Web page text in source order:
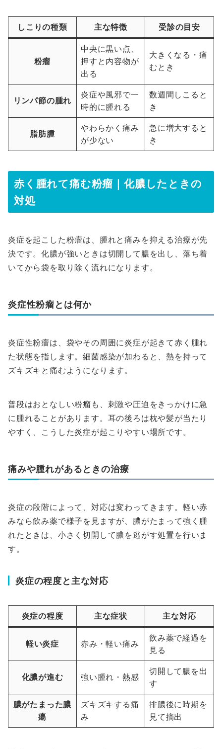
しこりの種類 主な特徴 受診の目安
粉瘤
中央に黒い点、
押すと内容物が
出る
大きくなる・痛
むとき
リンパ節の腫れ
炎症や風邪で一
時的に腫れる
数週間しこると
き
脂肪腫
やわらかく痛み
が少ない
急に増大すると
き
赤く腫れて痛む粉瘤｜化膿したときの
対処
炎症を起こした粉瘤は、腫れと痛みを抑える治療が先
決です。化膿が強いときは切開して膿を出し、落ち着
いてから袋を取り除く流れになります。
炎症性粉瘤とは何か
炎症性粉瘤は、袋やその周囲に炎症が起きて赤く腫れ
た状態を指します。細菌感染が加わると、熱を持って
ズキズキと痛むようになります。
普段はおとなしい粉瘤も、刺激や圧迫をきっかけに急
に腫れることがあります。耳の後ろは枕や髪が当たり
やすく、こうした炎症が起こりやすい場所です。
痛みや腫れがあるときの治療
炎症の段階によって、対応は変わってきます。軽い赤
みなら飲み薬で様子を見ますが、膿がたまって強く腫
れたときは、小さく切開して膿を逃がす処置を行いま
す。
炎症の程度と主な対応
炎症の程度 主な症状 主な対応
軽い炎症 赤み・軽い痛み
飲み薬で経過を
見る
化膿が進む 強い腫れ・熱感
切開して膿を出
す
膿がたまった膿
瘍
ズキズキする痛
み
排膿後に時期を
見て摘出